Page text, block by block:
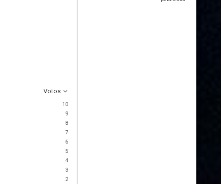
Votos
10
9
8
7
6
5
4
3
2